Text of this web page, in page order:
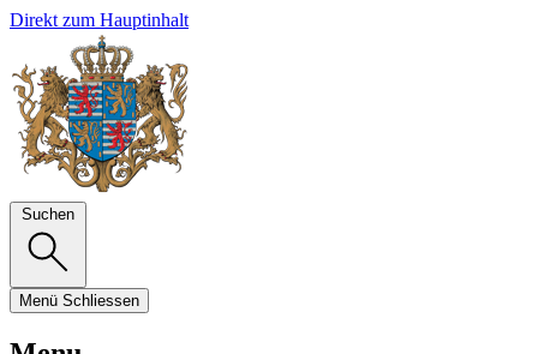
Direkt zum Hauptinhalt
Suchen
Menü Schliessen